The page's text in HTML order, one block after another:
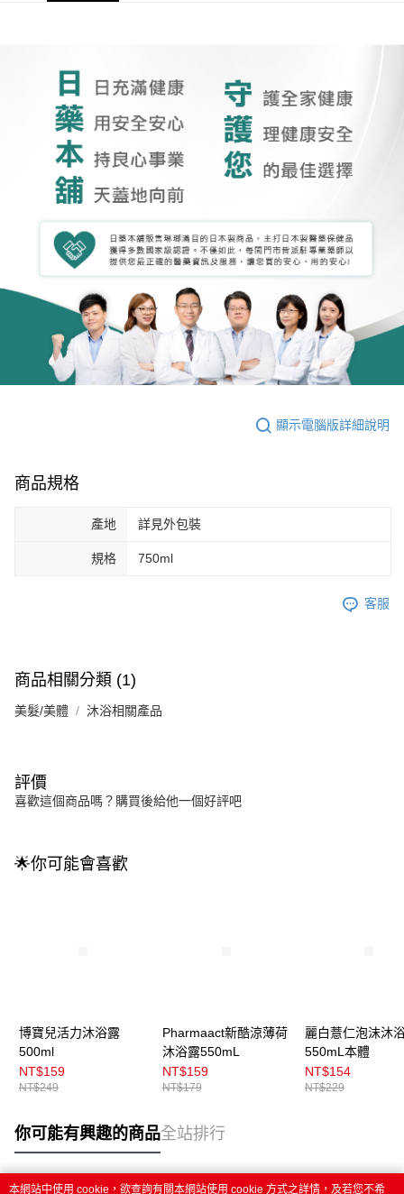
顯示電腦版詳細說明
商品規格
產地 詳見外包裝
規格 750ml
客服
商品相關分類 (1)
美髮/美體 沐浴相關產品
評價
喜歡這個商品嗎？購買後給他一個好評吧
🌟你可能會喜歡
博寶兒活力沐浴露
500ml
NT$159
NT$249
Pharmaact新酷涼薄荷
沐浴露550mL
NT$159
NT$179
麗白薏仁泡沫沐
550mL本體
NT$154
NT$229
你可能有興趣的商品全站排行
本網站中使用 cookie，欲查詢有關本網站使用 cookie 方式之詳情，及若您不希